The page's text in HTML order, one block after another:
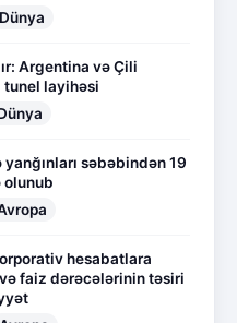
Dünya
Argentina və Çili
tunel layihəsi
səbəbindən 19
olunub
hesabatlara
faiz dərəcələrinin təsiri